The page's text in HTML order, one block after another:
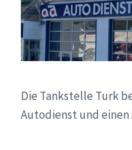
Die Tankstelle Turk
Autodienst und